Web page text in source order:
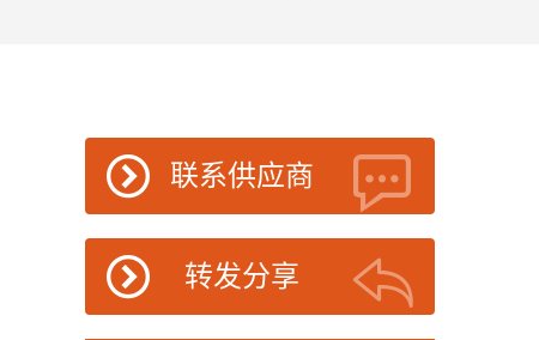
联系供应商
转发分享